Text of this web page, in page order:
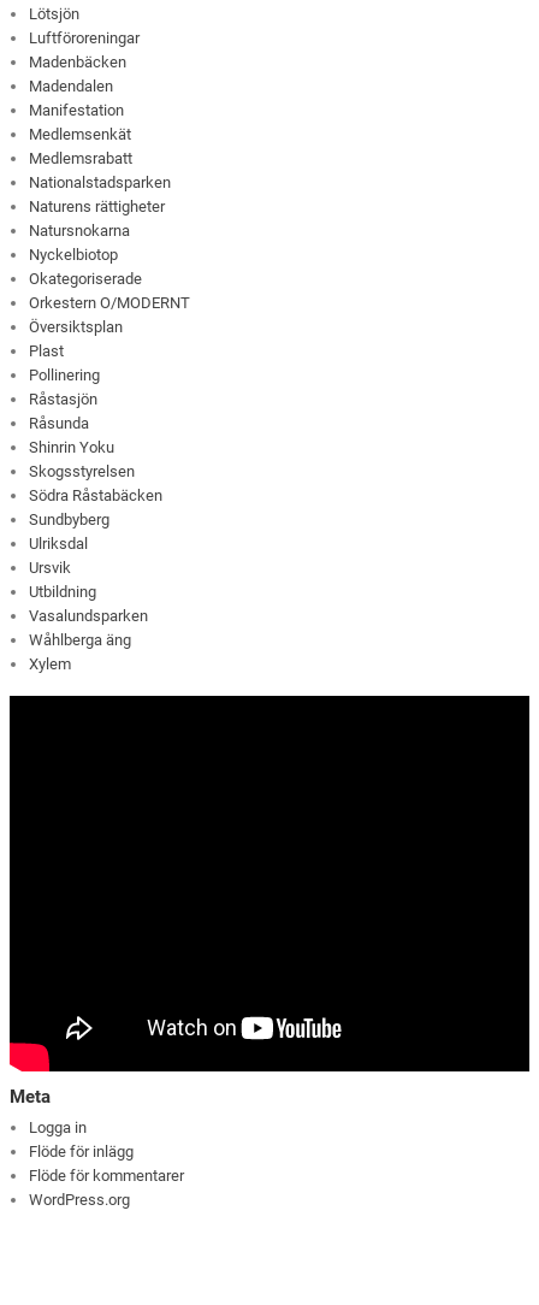
Lötsjön
Luftföroreningar
Madenbäcken
Madendalen
Manifestation
Medlemsenkät
Medlemsrabatt
Nationalstadsparken
Naturens rättigheter
Natursnokarna
Nyckelbiotop
Okategoriserade
Orkestern O/MODERNT
Översiktsplan
Plast
Pollinering
Råstasjön
Råsunda
Shinrin Yoku
Skogsstyrelsen
Södra Råstabäcken
Sundbyberg
Ulriksdal
Ursvik
Utbildning
Vasalundsparken
Wåhlberga äng
Xylem
Meta
Logga in
Flöde för inlägg
Flöde för kommentarer
WordPress.org